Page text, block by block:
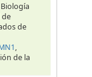
de
de
,
de la